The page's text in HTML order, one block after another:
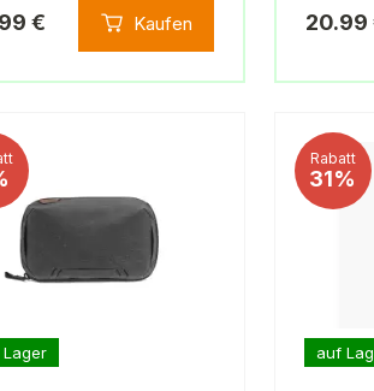
€ Kaufen 20.99
Rabatt
31%
auf